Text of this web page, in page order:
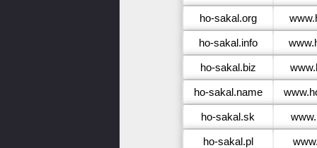
ho-sakal.org
ho-sakal.info
ho-sakal.biz
ho-sakal.name
ho-sakal.sk
ho-sakal.pl